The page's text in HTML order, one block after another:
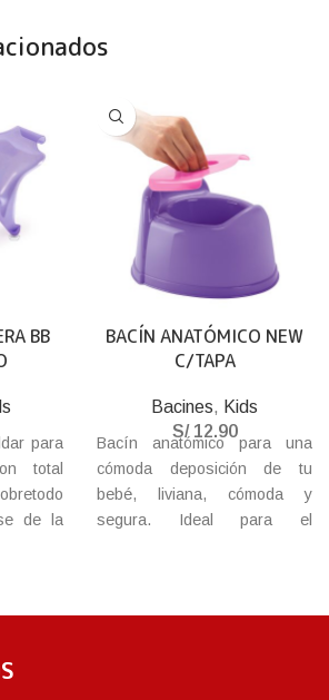
BB
para
total
de la
BACÍN ANATÓMICO NEW
C/TAPA
Bacines, Kids
S/12.90
Bacín anatómico para una
cómoda deposición de tu
bebé, liviana, cómoda y
segura. Ideal para el